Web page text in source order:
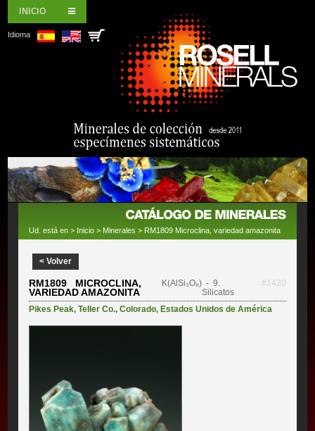
INICIO
Idioma
Ud. está en > Inicio > Minerales > RM1809 Microclina, variedad amazonita
< Volver
RM1809 MICROCLINA,
VARIEDAD AMAZONITA
K(AlSi₃O₈) - 9.
Silicatos
#1420
Pikes Peak,Teller Co.,Colorado,Estados Unidos de América